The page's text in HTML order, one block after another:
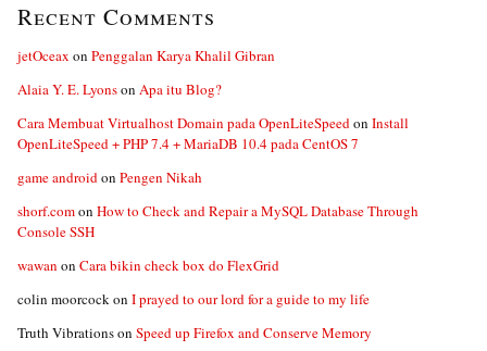
Recent Comments
jetOceax on Penggalan Karya Khalil Gibran
Alaia Y. E. Lyonson Apa itu Blog?
Cara Membuat Virtualhost Domain pada OpenLiteSpeedon Install
OpenLiteSpeed + PHP 7.4 + MariaDB 10.4 pada CentOS 7
game androidon Pengen Nikah
shorf.comon How to Check and Repair a MySQL Database Through
Console SSH
wawan on Cara bikin check box do FlexGrid
colin moorcockon I prayed to our lord for a guide to my life
Truth Vibrationson Speed up Firefox and Conserve Memory